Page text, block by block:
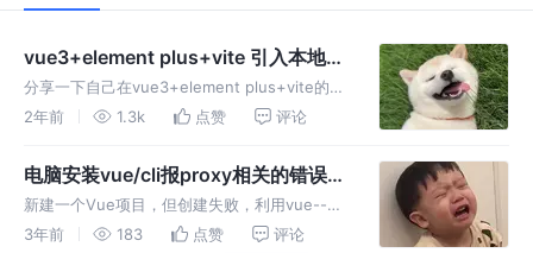
vue3+element plus+vite 引入本地静
态资源图片require报错的原因和解决
方案
分享一下自己在vue3+element plus+vite的项
目中， 引入本地静态资源图片require报错的原
2年前 1.3k 点赞 评论
电脑安装vue/cli报proxy相关的错误，
以及环境变量配置问题
新建一个Vue项目，但创建失败，利用vue--
version查看，vue/cli显示是没有安装的。 但
3年前 183 点赞 评论